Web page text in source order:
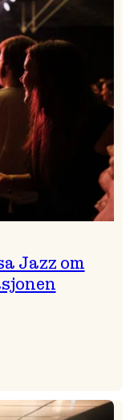
Jazz om